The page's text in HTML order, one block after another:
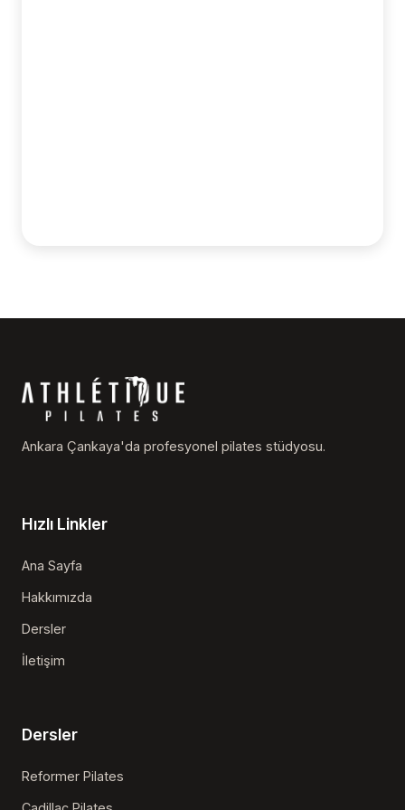
Ankara Çankaya'da profesyonel pilates stüdyosu.
Hızlı Linkler
Ana Sayfa
Hakkımızda
Dersler
İletişim
Dersler
Reformer Pilates